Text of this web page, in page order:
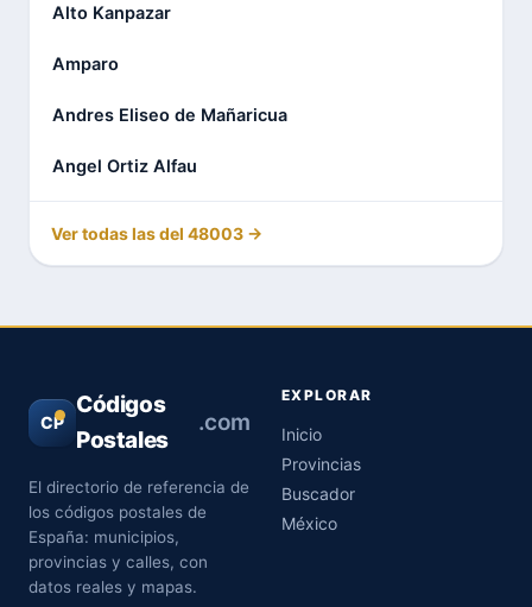
Alto Kanpazar
Amparo
Andres Eliseo de Mañaricua
Angel Ortiz Alfau
Ver todas las del 48003 →
CP
Códigos
Postales
.com
El directorio de referencia de
los códigos postales de
España: municipios,
provincias y calles, con
datos reales y mapas.
EXPLORAR
Inicio
Provincias
Buscador
México